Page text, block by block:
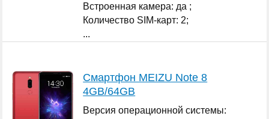
Встроенная камера: да ;
Количество SIM-карт: 2;
...
Смартфон MEIZU Note 8
4GB/64GB
Версия операционной системы: